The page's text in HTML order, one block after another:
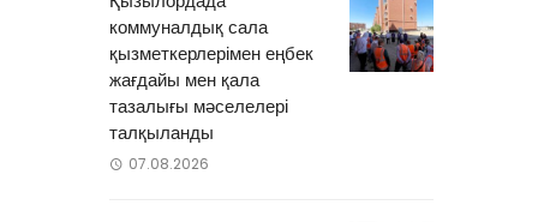
коммуналдық сала
қызметкерлерімен еңбек
жағдайы мен қала
тазалығы мәселелері
талқыланды
07.08.2026